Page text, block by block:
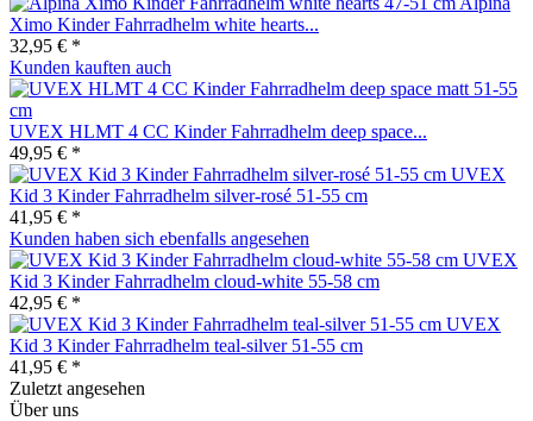
Ximo Kinder Fahrradhelm white hearts...
32,95 € *
Kunden kauften auch
UVEX HLMT 4 CC Kinder Fahrradhelm deep space...
49,95 € *
UVEX
Kid 3 Kinder Fahrradhelm silver-rosé 51-55 cm
41,95 € *
Kunden haben sich ebenfalls angesehen
UVEX
Kid 3 Kinder Fahrradhelm cloud-white 55-58 cm
42,95 € *
UVEX
Kid 3 Kinder Fahrradhelm teal-silver 51-55 cm
41,95 € *
Zuletzt angesehen
Über uns